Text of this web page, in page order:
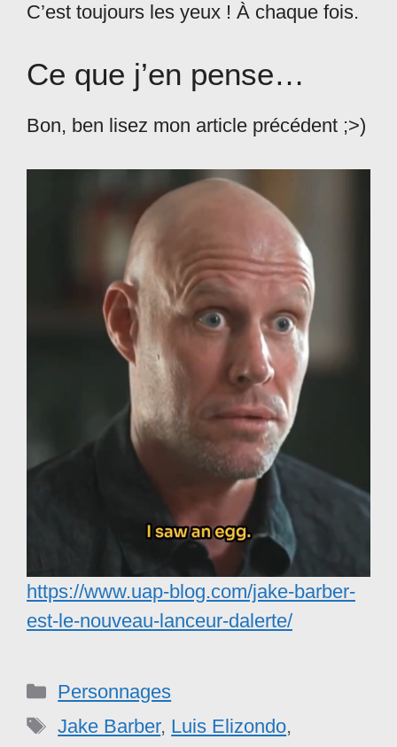
C’est toujours les yeux ! À chaque fois.
Ce que j’en pense…
Bon, ben lisez mon article précédent ;>)
https://www.uap-blog.com/jake-barber-
est-le-nouveau-lanceur-dalerte/
Catégories
Personnages
Étiquettes
Jake Barber, Luis Elizondo,